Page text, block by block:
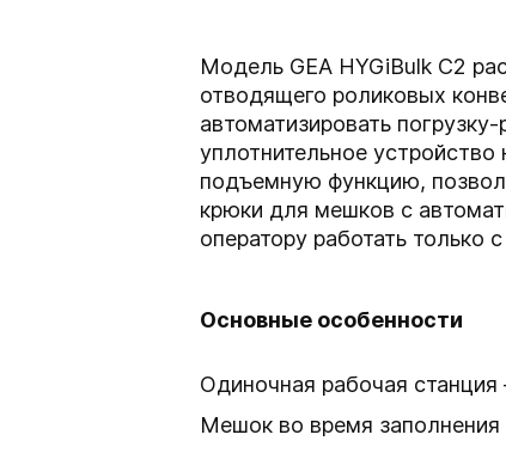
Модель GEA HYGiBulk C2
отводящего роликовых
автоматизировать
уплотнительное
подъемную функцию,
крюки для мешков с
оператору работать только
Основные особенности
Одиночная рабочая
Мешок во время